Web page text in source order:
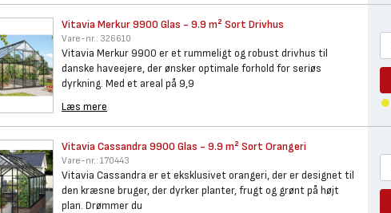
Vitavia Merkur 9900 Glas - 9.9 m² Sort Drivhus
Vare-nr.: 326610
Vitavia Merkur 9900 er et rummeligt og robust drivhus til
danske haveejere, der ønsker optimale forhold for seriøs
dyrkning. Med et areal på 9,9
Læs mere
Vitavia Cassandra 9900 Glas - 9.9 m² Sort Orangeri
Vare-nr.: 170443
Vitavia Cassandra er et eksklusivet orangeri, der er designet til
den kræsne bruger, der dyrker planter, frugt og grønt på højt
plan. Drømmer du